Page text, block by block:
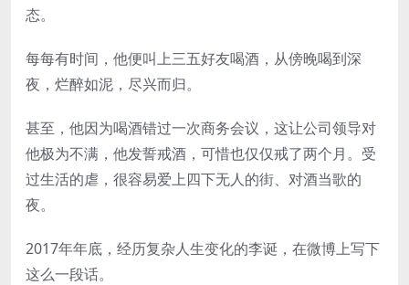
态。
每每有时间，他便叫上三五好友喝酒，从傍晚喝到深
夜，烂醉如泥，尽兴而归。
甚至，他因为喝酒错过一次商务会议，这让公司领导对
他极为不满，他发誓戒酒，可惜也仅仅戒了两个月。受
过生活的虐，很容易爱上四下无人的街、对酒当歌的
夜。
2017年年底，经历复杂人生变化的李诞，在微博上写下
这么一段话。